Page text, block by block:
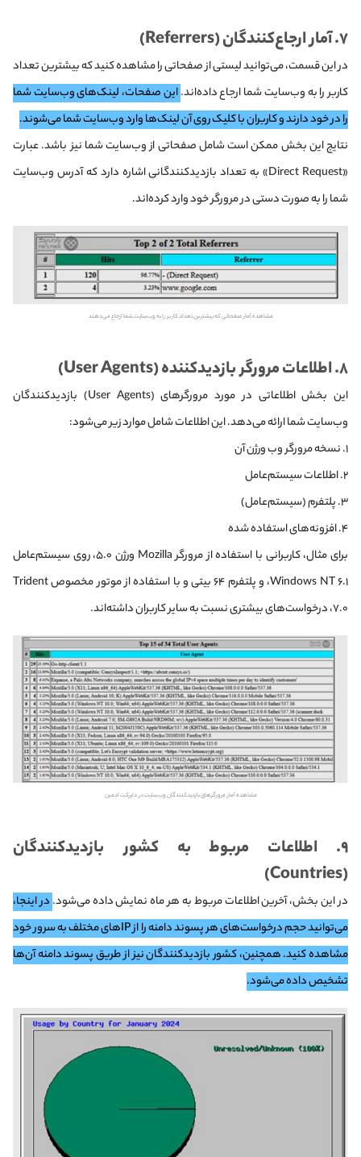
۷. آمار ارجاع‌کنندگان (Referrers)
در این قسمت، می‌توانید لیستی از صفحاتی را مشاهده کنید که بیشترین تعداد
کاربر را به وب‌سایت شما ارجاع داده‌اند.این صفحات، لینک‌های وب‌سایت شما
را در خود دارند و کاربران با کلیک روی آن لینک‌ها وارد وب‌سایت شما می‌شوند.
نتایج این بخش ممکن است شامل صفحاتی از وب‌سایت شما نیز باشد. عبارت
«Direct Request» به تعداد بازدیدکنندگانی اشاره دارد که آدرس وب‌سایت
شما را به صورت دستی در مرورگر خود وارد کرده‌اند.
مشاهده آمار صفحاتی که بیشترین تعداد کاربر را به وب‌سایت شما ارجاع می‌دهند
۸. اطلاعات مرورگر بازدیدکننده (User Agents)
این بخش اطلاعاتی در مورد مرورگرهای (User Agents) بازدیدکنندگان
وب‌سایت شما ارائه می‌دهد. این اطلاعات شامل موارد زیر می‌شود:
۱. نسخه مرورگر وب ورژن آن
۲. اطلاعات سیستم‌عامل
۳. پلتفرم (سیستم‌عامل)
۴. افزونه‌های استفاده شده
برای مثال، کاربرانی با استفاده از مرورگر Mozilla ورژن ۵.۰، روی سیستم‌عامل
Windows NT ۶.۱، و پلتفرم ۶۴ بیتی و با استفاده از موتور مخصوص Trident
۷.۰، درخواست‌های بیشتری نسبت به سایر کاربران داشته‌اند.
مشاهده آمار مرورگرهای بازدیدکنندگان وب‌سایت در دایرکت ادمین
۹. اطلاعات مربوط به کشور بازدیدکنندگان
(Countries)
در این بخش، آخرین اطلاعات مربوط به هر ماه نمایش داده می‌شود. در اینجا،
می‌توانید حجم درخواست‌های هر پسوند دامنه را از IPهای مختلف به سرور خود
مشاهده کنید. همچنین، کشور بازدیدکنندگان نیز از طریق پسوند دامنه آن‌ها
تشخیص داده می‌شود.